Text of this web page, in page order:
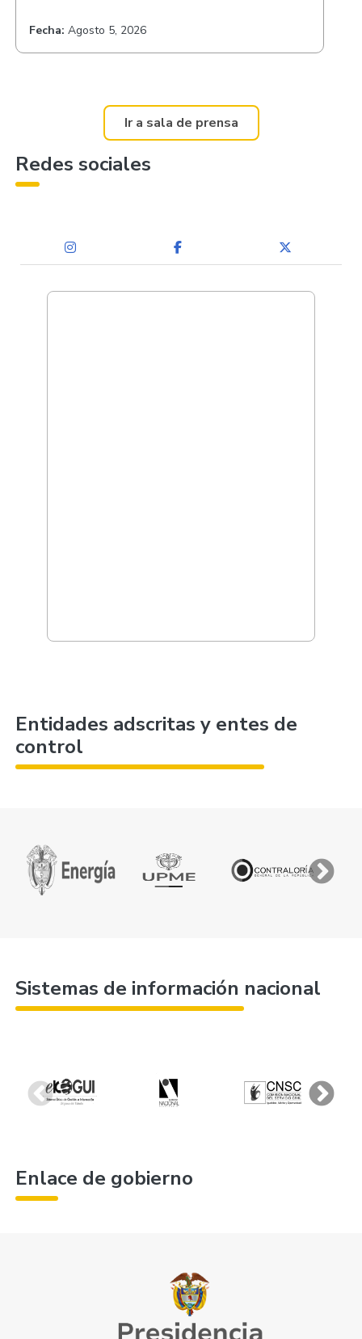
Fecha: Agosto 5, 2026
Ir a sala de prensa
Redes sociales
Entidades adscritas y entes de
control
Sistemas de información nacional
Enlace de gobierno